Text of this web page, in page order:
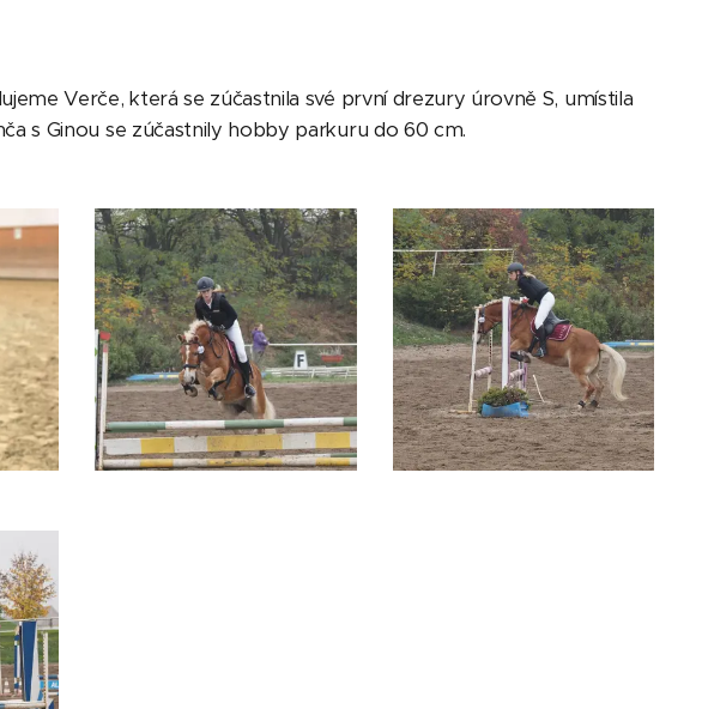
Verče, která se zúčastnila své první drezury úrovně S, umístila
s Ginou se zúčastnily hobby parkuru do 60 cm.